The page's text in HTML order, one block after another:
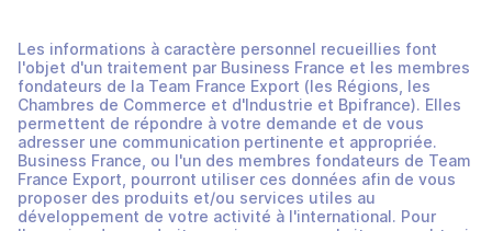
Les informations à caractère personnel recueillies font
l'objet d'un traitement par Business France et les membres
fondateurs de la Team France Export (les Régions, les
Chambres de Commerce et d'Industrie et Bpifrance). Elles
permettent de répondre à votre demande et de vous
adresser une communication pertinente et appropriée.
Business France, ou l'un des membres fondateurs de Team
France Export, pourront utiliser ces données afin de vous
proposer des produits et/ou services utiles au
développement de votre activité à l'international. Pour